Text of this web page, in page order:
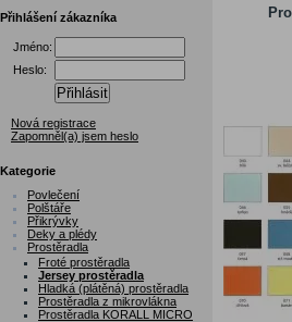
Přihlášení zákazníka
Jméno:
Heslo:
Přihlásit
Nová registrace
Zapomněl(a) jsem heslo
Kategorie
Povlečení
Polštáře
Přikrývky
Deky a plédy
Prostěradla
Froté prostěradla
Jersey prostěradla
Hladká (plátěná) prostěradla
Prostěradla z mikrovlákna
Prostěradla KORALL MICRO